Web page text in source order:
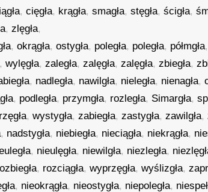
,cięgła, krągła,smagła,stęgła,ścigła,
,zlęgła,
,okrągła,ostygła, poległa, poległa, półmgła
,wylęgła,zaległa,zalęgła,zalęgła,zbiegła,
, nadległa, nawilgła, nieległa, nienagła,
, podległa, przymgła, rozległa, Simargła,
,wystygła,zabiegła,zastygła,zawilgła,
, nadstygła, niebiegła, nieciągła, niekrągła,
, nieulęgła, niewilgła, niezległa,
, rozciągła,wyprzęgła,wyślizgła,
, nieokrągła, nieostygła, niepoległa,